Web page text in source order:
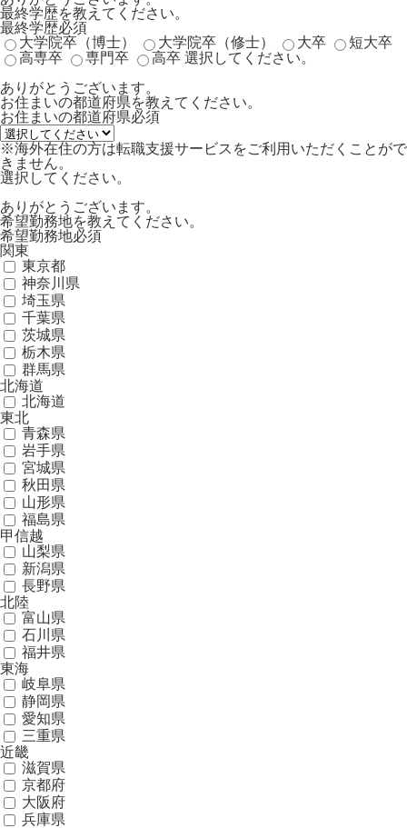
最終学歴を教えてください。
最終学歴必須
大学院卒（博士）
大学院卒（修士） 大卒
短大卒
高専卒
専門卒 高卒 選択してください。
ありがとうございます。
お住まいの都道府県を教えてください。
お住まいの都道府県必須
※海外在住の方は転職支援サービスをご利用いただくことがで
きません。
選択してください。
ありがとうございます。
希望勤務地を教えてください。
希望勤務地必須
関東
東京都
神奈川県
埼玉県
千葉県
茨城県
栃木県
群馬県
北海道
北海道
東北
青森県
岩手県
宮城県
秋田県
山形県
福島県
甲信越
山梨県
新潟県
長野県
北陸
富山県
石川県
福井県
東海
岐阜県
静岡県
愛知県
三重県
近畿
滋賀県
京都府
大阪府
兵庫県